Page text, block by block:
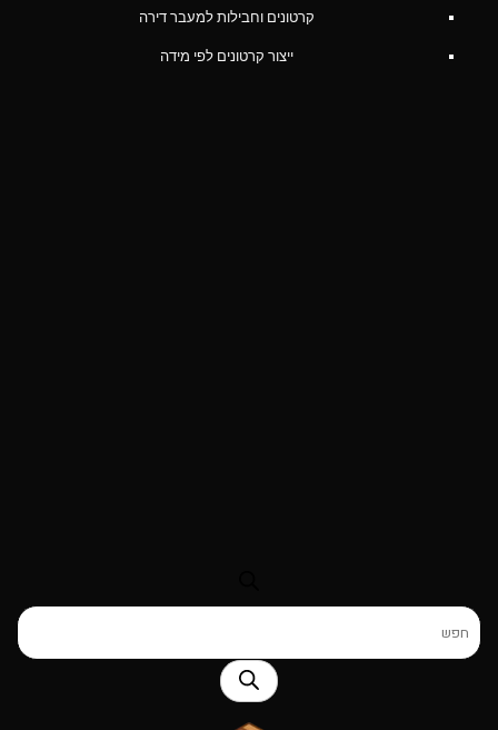
קרטונים וחבילות למעבר דירה
ייצור קרטונים לפי מידה
search